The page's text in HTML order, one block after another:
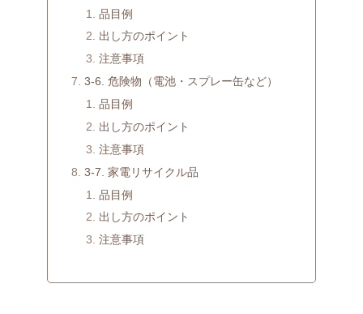
品目例
出し方のポイント
注意事項
3-6. 危険物（電池・スプレー缶など）
品目例
出し方のポイント
注意事項
3-7. 家電リサイクル品
品目例
出し方のポイント
注意事項